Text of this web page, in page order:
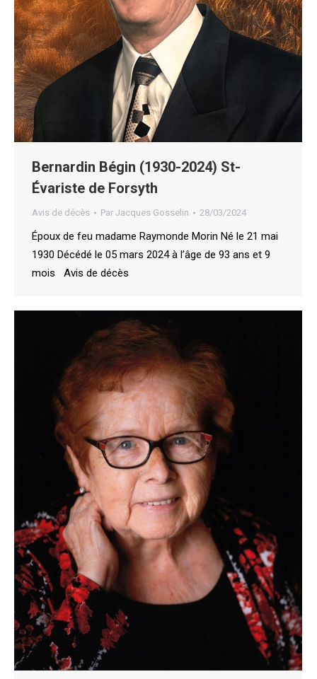
Bernardin Bégin (1930-2024) St-
Évariste de Forsyth
Avis de décès Par Jacques Gosselin 28/03/2024
Époux de feu madame Raymonde Morin Né le 21 mai
1930 Décédé le 05 mars 2024 à l’âge de 93 ans et 9
mois Avis de décès